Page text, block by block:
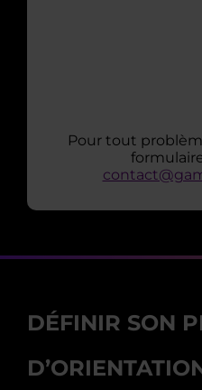
Pour tout
DÉFINIR SON